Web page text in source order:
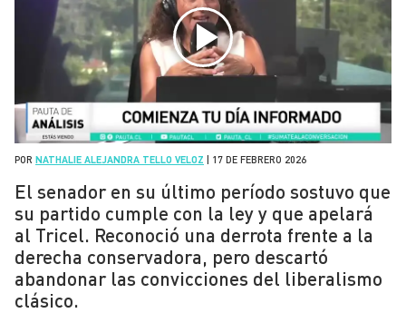
Entretención y Cultura Opinión
Dato en Pauta Señal 2
Contenido Patrocinado
POR NATHALIE ALEJANDRA TELLO VELOZ 17 DE FEBRERO 2026
El senador en su último período sostuvo que
su partido cumple con la ley y que apelará
al Tricel. Reconoció una derrota frente a la
derecha conservadora, pero descartó
abandonar las convicciones del liberalismo
clásico.